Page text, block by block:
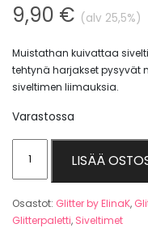
9,90 € (alv 25,5%)
Muistathan kuivattaa
tehtynä harjakset pysyvät
siveltimen liimauksia.
Varastossa
by
LISÄÄ
Osastot: Glitter by ElinaK,
Glitterpaletti, Siveltimet